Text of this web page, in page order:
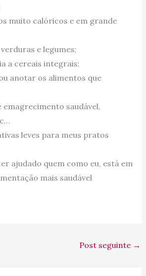
muito calóricos e em grande
e legumes;
a cereais integrais;
anotar os alimentos que
emagrecimento saudável,
leves para meus pratos
ajudado quem como eu, está em
mais saudável
Post seguinte →